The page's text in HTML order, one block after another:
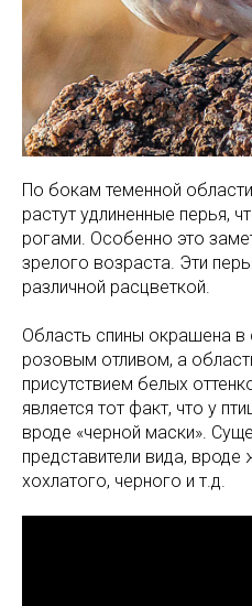
По бокам теменной
растут удлиненные перья,
рогами. Особенно это
зрелого возраста. Эти
различной расцветкой.
Область спины окрашена в
розовым отливом, а
присутствием белых
является тот факт, что у
вроде «черной маски».
представители вида,
хохлатого, черного и т.д.